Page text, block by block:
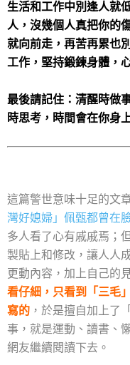
生活和工作中別逢人就
人，沒幾個人真把你的
就向前走，再苦再累也
工作，堅持鍛鍊身體，
最後請記住：清醒時做
時思考，時間會在你身
這篇警世意味十足的文
灣好媳婦」佩甄都曾在
多人看了心有戚戚焉；
製貼上和修改，讓人人
更動內容，加上自己的
看仔細，只看到「三毛
寫的 ，於是擅自加上了
事，就是運動、讀書、
網友繼續閱讀下去。